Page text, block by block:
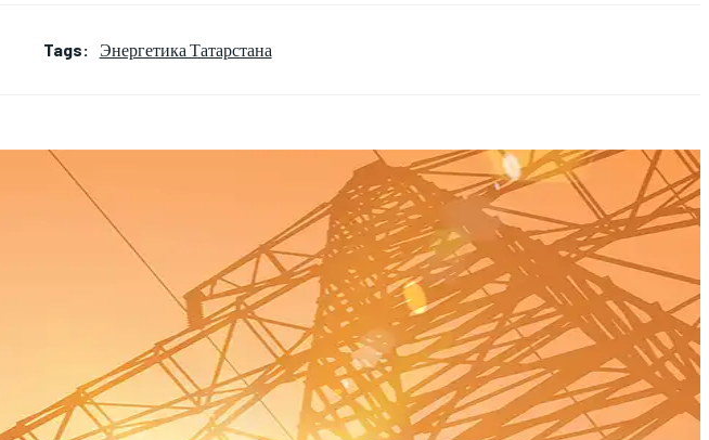
Tags: Энергетика Татарстана